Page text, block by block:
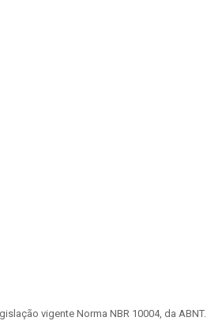
vigente Norma NBR 10004, da ABNT.